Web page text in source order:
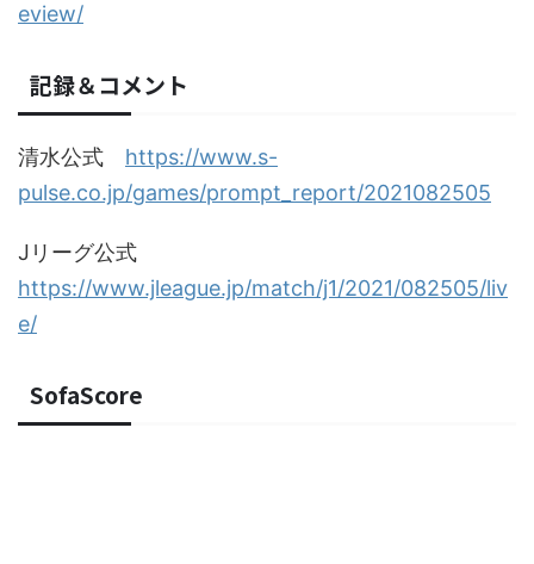
eview/
記録＆コメント
清水公式 https://www.s-
pulse.co.jp/games/prompt_report/2021082505
Jリーグ公式
https://www.jleague.jp/match/j1/2021/082505/liv
e/
SofaScore